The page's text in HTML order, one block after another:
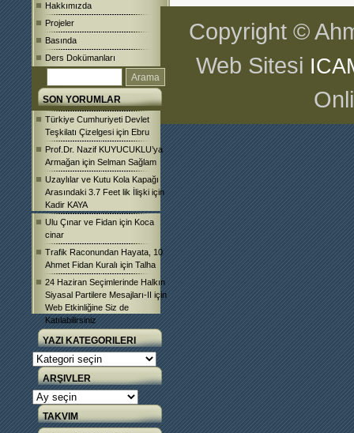
Hakkımızda
Projeler
Basında
Ders Dokümanları
SON YORUMLAR
Türkiye Cumhuriyeti Devlet
Teşkilatı Çizelgesi için Ebru
Prof.Dr. Nazif KUYUCUKLU’ya
Armağan için Selman Sağlam
Uzaylılar ve Kutu Kola Kapağı
Arasındaki 3.7 Feet lik İlişki için
Kadir KAYA
Ulu Çınar ve Fidan için Koca
cinar
Trafik Raconundan Hayata, 10
Ahmet Fidan Kuralı için Talha
24 Haziran Seçimlerinde Halkın
Siyasal Partilere Mesajları-II için
Web Etkinliğine Siz de
Katılabilirsiniz
YAZI KATEGORILERI
Yazı
Kategorileri
ARŞIVLER
Arşivler
TAKVIM
Copyright ©
Web Sitesi